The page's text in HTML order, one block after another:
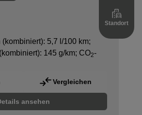
Standort
5,7 l/100 km;
145 g/km; CO2-
ansehen
Vergleichen